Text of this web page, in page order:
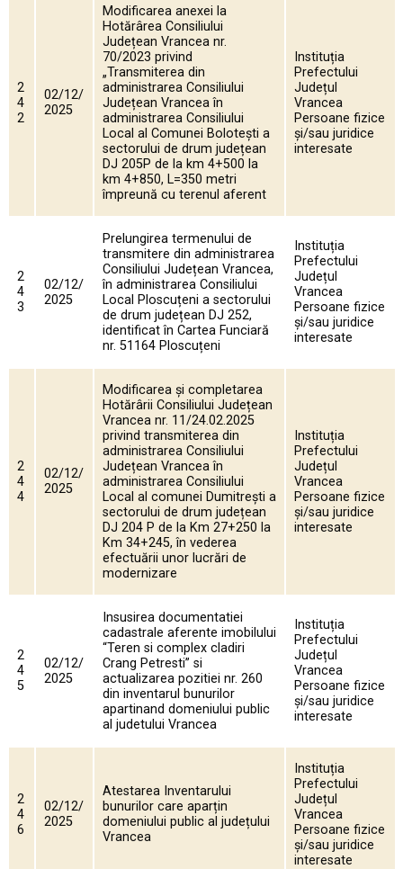
2
4
2
02/12/
2025
Modificarea anexei la
Hotărârea Consiliului
Județean Vrancea nr.
70/2023 privind
„Transmiterea din
administrarea Consiliului
Județean Vrancea în
administrarea Consiliului
Local al Comunei Bolotești a
sectorului de drum județean
DJ 205P de la km 4+500 la
km 4+850, L=350 metri
împreună cu terenul aferent
Instituția
Prefectului
Județul
Vrancea
Persoane fizice
și/sau juridice
interesate
2
4
3
02/12/
2025
Prelungirea termenului de
transmitere din administrarea
Consiliului Județean Vrancea,
în administrarea Consiliului
Local Ploscuțeni a sectorului
de drum județean DJ 252,
identificat în Cartea Funciară
nr. 51164 Ploscuțeni
Instituția
Prefectului
Județul
Vrancea
Persoane fizice
și/sau juridice
interesate
2
4
4
02/12/
2025
Modificarea și completarea
Hotărârii Consiliului Județean
Vrancea nr. 11/24.02.2025
privind transmiterea din
administrarea Consiliului
Județean Vrancea în
administrarea Consiliului
Local al comunei Dumitrești a
sectorului de drum județean
DJ 204 P de la Km 27+250 la
Km 34+245, în vederea
efectuării unor lucrări de
modernizare
Instituția
Prefectului
Județul
Vrancea
Persoane fizice
și/sau juridice
interesate
2
4
5
02/12/
2025
Insusirea documentatiei
cadastrale aferente imobilului
“Teren si complex cladiri
Crang Petresti” si
actualizarea pozitiei nr. 260
din inventarul bunurilor
apartinand domeniului public
al judetului Vrancea
Instituția
Prefectului
Județul
Vrancea
Persoane fizice
și/sau juridice
interesate
2
4
6
02/12/
2025
Atestarea Inventarului
bunurilor care aparțin
domeniului public al județului
Vrancea
Instituția
Prefectului
Județul
Vrancea
Persoane fizice
și/sau juridice
interesate